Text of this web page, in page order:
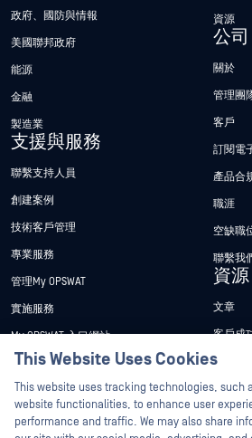
政府、國防與情報
美國聯邦政府
能源
金融
製造業
支援與服務
聯繫支持人員
創建案例
技術客戶管理
專業服務
管理My OPSWAT
實施服務
My OPSWAT 入口網站
技術檔案
訓練
漏洞通報計畫
資源
公司
關於
管理團
客戶
訂閱電
產品合
職涯
空缺職
聯繫我
資源
文章
客戶成
新聞稿
新聞報
This Website Uses Cookies
This website uses tracking technologies, such
website functionalities, to enhance user
performance and traffic. We may also share
Hey there!
I'm Ozzy, your
How can I help you